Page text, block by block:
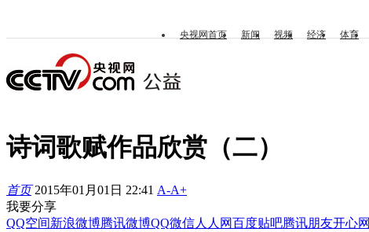
央视网首页 新闻 视频 经济 体育
诗词歌赋作品欣赏（二）
首页 2015年01月01日 22:41 A-A+
我要分享
QQ空间新浪微博腾讯微博QQ微信人人网百度贴吧腾讯朋友开心网